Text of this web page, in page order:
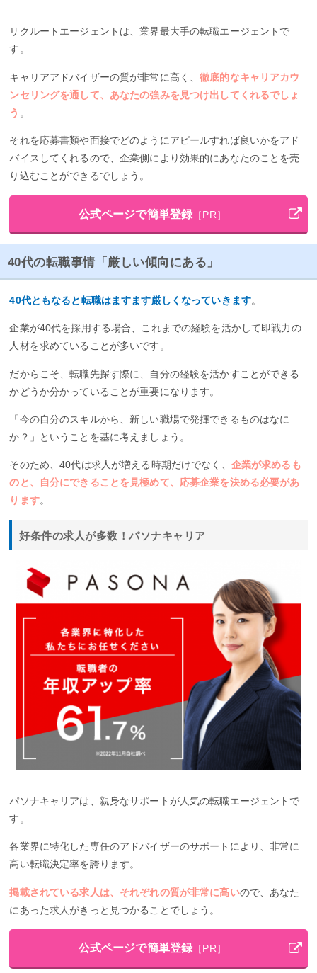
リクルートエージェントは、業界最大手の転職エージェントで
す。
キャリアアドバイザーの質が非常に高く、徹底的なキャリアカウ
ンセリングを通して、あなたの強みを見つけ出してくれるでしょ
う 。
それを応募書類や面接でどのようにアピールすれば良いかをアド
バイスしてくれるので、企業側により効果的にあなたのことを売
り込むことができるでしょう。
公式ページで簡単登録 ［PR］
40代の転職事情「厳しい傾向にある」
40代ともなると転職はますます厳しくなっていきます。
企業が40代を採用する場合、これまでの経験を活かして即戦力の
人材を求めていることが多いです。
だからこそ、転職先探す際に、自分の経験を活かすことができる
かどうか分かっていることが重要になります。
「今の自分のスキルから、新しい職場で発揮できるものはなに
か？」ということを基に考えましょう。
そのため、40代は求人が増える時期だけでなく、 企業が求めるも
のと、自分にできることを見極めて、応募企業を決める必要があ
ります。
好条件の求人が多数！パソナキャリア
パソナキャリアは、親身なサポートが人気の転職エージェントで
す。
各業界に特化した専任のアドバイザーのサポートにより、非常に
高い転職決定率を誇ります。
掲載されている求人は、それぞれの質が非常に高いので、あなた
にあった求人がきっと見つかることでしょう。
公式ページで簡単登録 ［PR］